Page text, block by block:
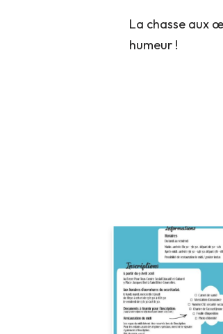
La chasse aux
humeur !